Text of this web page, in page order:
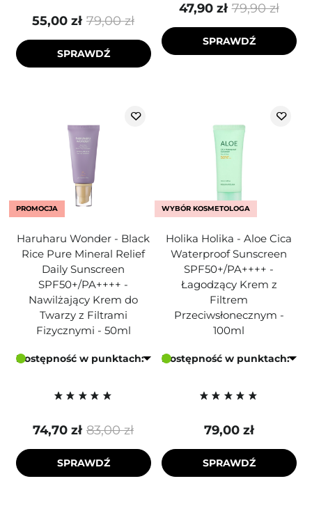
79,00 zł
55,00 zł
SPRAWDŹ
79,90 zł
47,90 zł
SPRAWDŹ
PROMOCJA
Haruharu Wonder - Black
Rice Pure Mineral Relief
Daily Sunscreen
SPF50+/PA++++ -
Nawilżający Krem do
Twarzy z Filtrami
Fizycznymi - 50ml
Dostępność w punktach:
83,00 zł
74,70 zł
SPRAWDŹ
WYBÓR KOSMETOLOGA
Holika Holika - Aloe Cica
Waterproof Sunscreen
SPF50+/PA++++ -
Łagodzący Krem z
Filtrem
Przeciwsłonecznym -
100ml
Dostępność w punktach:
79,00 zł
SPRAWDŹ